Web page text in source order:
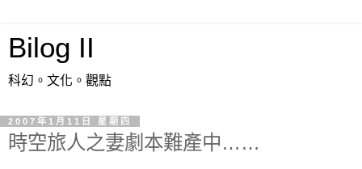
Bilog II
科幻。文化。觀點
2007年1月11日 星期四
時空旅人之妻劇本難產中……